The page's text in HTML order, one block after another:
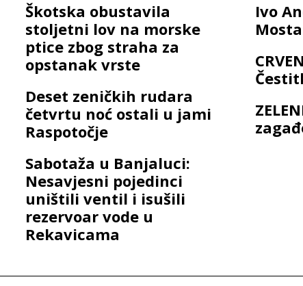
Škotska obustavila
stoljetni lov na morske
ptice zbog straha za
opstanak vrste
Deset zeničkih rudara
četvrtu noć ostali u jami
Raspotočje
Sabotaža u Banjaluci:
Nesavjesni pojedinci
uništili ventil i isušili
rezervoar vode u
Rekavicama
Ivo